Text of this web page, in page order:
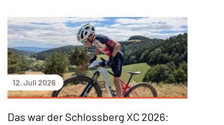
12. Juli 2026
Das war der Schlossberg XC 2026: